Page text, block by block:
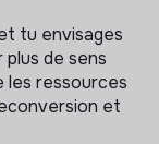
tu envisages
de sens
les ressources
et